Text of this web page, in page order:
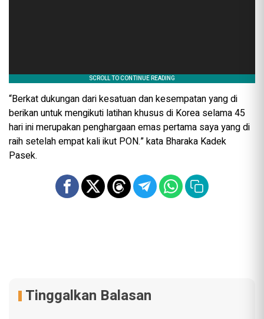
“Berkat dukungan dari kesatuan dan kesempatan yang di
berikan untuk mengikuti latihan khusus di Korea selama 45
hari ini merupakan penghargaan emas pertama saya yang di
raih setelah empat kali ikut PON.” kata Bharaka Kadek
Pasek.
Tinggalkan Balasan